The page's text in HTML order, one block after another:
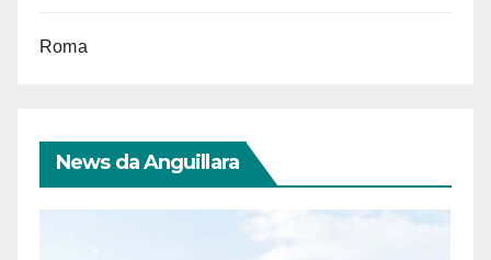
Roma
News da Anguillara